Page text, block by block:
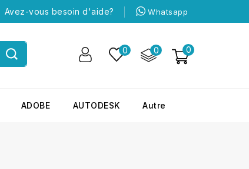
Whatsapp
Avez-vous besoin d'aide?
0
0
0
ADOBE AUTODESK Autre